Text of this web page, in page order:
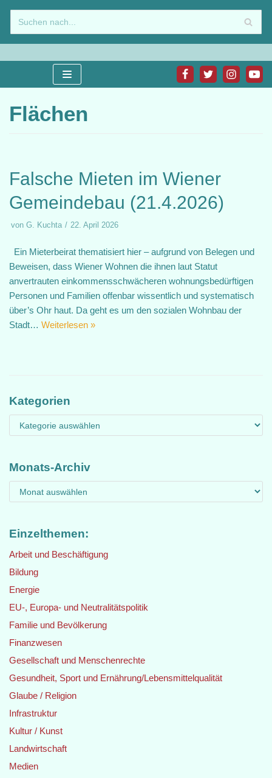
Zum
Inhalt
springen
Flächen
Falsche Mieten im Wiener
Gemeindebau (21.4.2026)
von G. Kuchta 22. April 2026
Ein Mieterbeirat thematisiert hier – aufgrund von Belegen und
Beweisen, dass Wiener Wohnen die ihnen laut Statut
anvertrauten einkommensschwächeren wohnungsbedürftigen
Personen und Familien offenbar wissentlich und systematisch
über’s Ohr haut. Da geht es um den sozialen Wohnbau der
Stadt… Weiterlesen »
Kategorien
Monats-Archiv
Einzelthemen:
Arbeit und Beschäftigung
Bildung
Energie
EU-, Europa- und Neutralitätspolitik
Familie und Bevölkerung
Finanzwesen
Gesellschaft und Menschenrechte
Gesundheit, Sport und Ernährung/Lebensmittelqualität
Glaube / Religion
Infrastruktur
Kultur / Kunst
Landwirtschaft
Medien